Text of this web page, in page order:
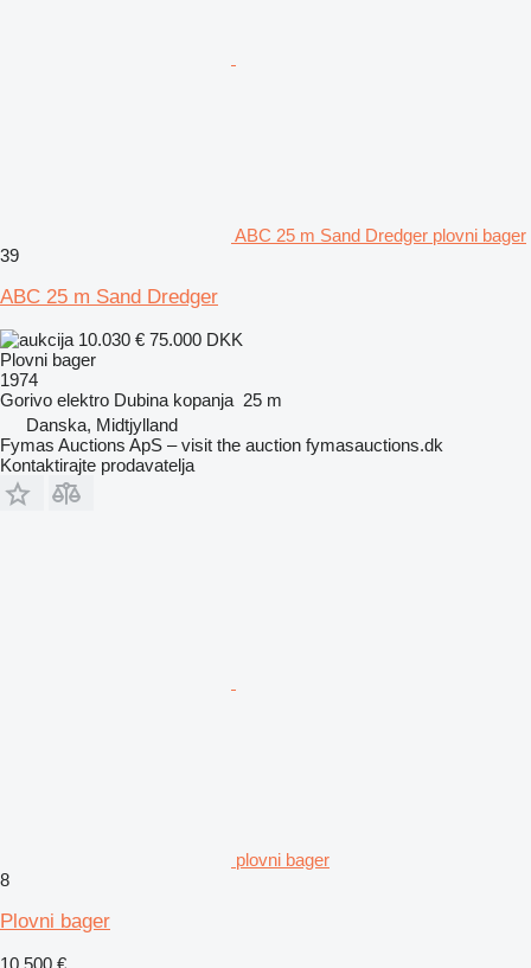
ABC 25 m Sand Dredger plovni bager
39
ABC 25 m Sand Dredger
10.030 € 75.000 DKK
Plovni bager
1974
Gorivo elektro Dubina kopanja 25 m
Danska, Midtjylland
Fymas Auctions ApS – visit the auction fymasauctions.dk
Kontaktirajte prodavatelja
plovni bager
8
Plovni bager
10.500 €